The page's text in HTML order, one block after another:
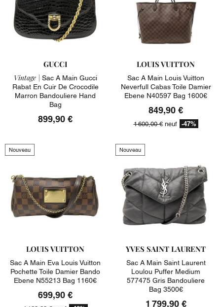
GUCCI
Vintage | Sac A Main Gucci
Rabat En Cuir De Crocodile
Marron Bandouliere Hand
Bag
899,90 €
LOUIS VUITTON
Sac A Main Louis Vuitton
Neverfull Cabas Toile Damier
Ebene N40597 Bag 1600€
849,90 €
1 600,00 €neuf -47%
Nouveau
LOUIS VUITTON
Sac A Main Eva Louis Vuitton
Pochette Toile Damier Bando
Ebene N55213 Bag 1160€
699,90 €
Nouveau
YVES SAINT LAURENT
Sac A Main Saint Laurent
Loulou Puffer Medium
577475 Gris Bandouliere
Bag 3500€
1 799,90 €